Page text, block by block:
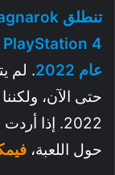
عام 2022
. لم
حتى الآن،
2022. إذا
حول اللعبة،